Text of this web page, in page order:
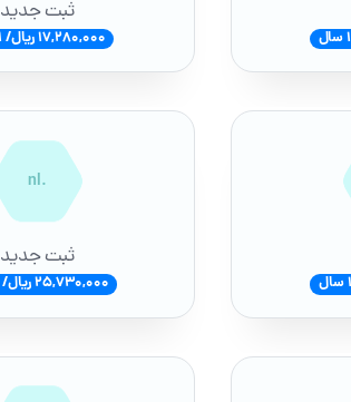
ثبت جدید
17,280,000 ریال/ 1 سال
.nl
ثبت جدید
25,730,000 ریال/ 1 سال